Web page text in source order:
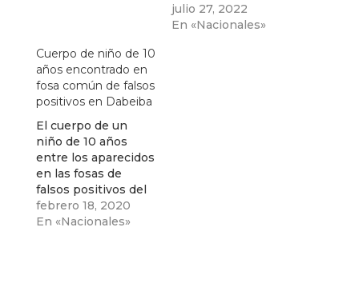
julio 27, 2022
En «Nacionales»
Cuerpo de niño de 10
años encontrado en
fosa común de falsos
positivos en Dabeiba
El cuerpo de un
niño de 10 años
entre los aparecidos
en las fosas de
falsos positivos del
Cementerio de
Dabeiba Antioquia.
febrero 18, 2020
En «Nacionales»